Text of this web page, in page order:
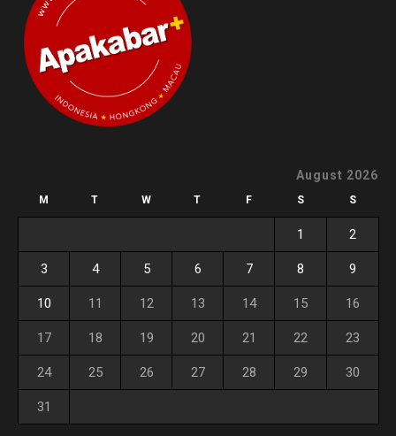
August 2026
M T W T F S S
1 2
3 4 5 6 7 8 9
10 11 12 13 14 15 16
17 18 19 20 21 22 23
24 25 26 27 28 29 30
31